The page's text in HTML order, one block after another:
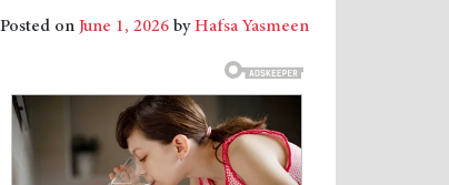
Posted onJune 1, 2026byHafsa Yasmeen